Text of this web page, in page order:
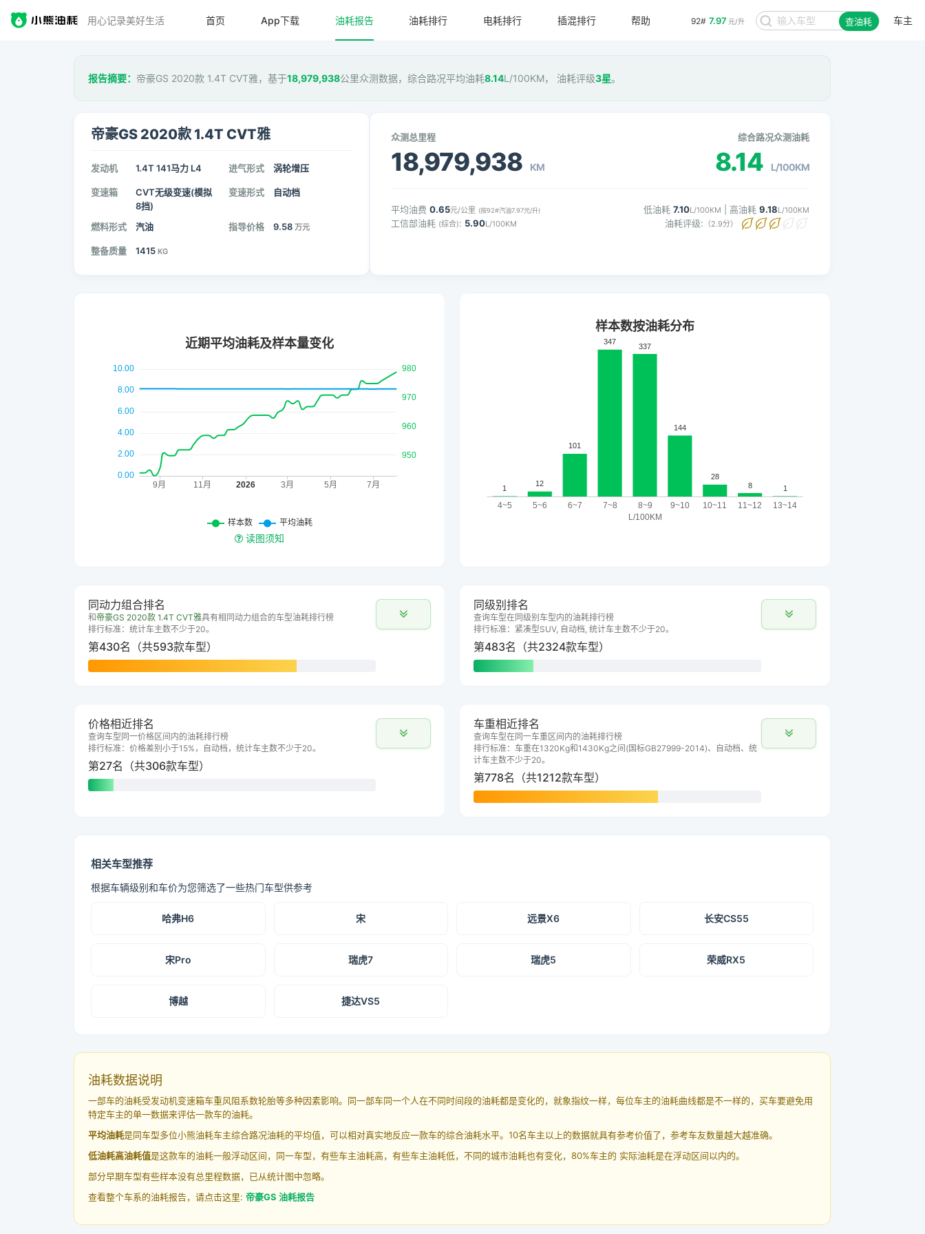
用心记录美好生活 92# 7.97 元/升 查油耗 车主
首页 App下载 油耗报告 油耗排行 电耗排行 插混排行 帮助
报告摘要： 帝豪GS 2020款 1.4T CVT雅，基于18,979,938公里众测数据，综合路况平均油耗8.14L/100KM， 油耗评级3星。
帝豪GS 2020款 1.4T CVT雅
发动机 1.4T 141马力 L4 进气形式 涡轮增压
变速箱
CVT无级变速(模拟
8挡)
变速形式 自动档
燃料形式 汽油 指导价格 9.58 万元
整备质量 1415 KG
众测总里程
18,979,938 KM
综合路况众测油耗
8.14 L/100KM
平均油费 0.65元/公里 (按92#汽油7.97元/升)
工信部油耗 (综合): 5.90L/100KM
低油耗 7.10L/100KM | 高油耗 9.18L/100KM
油耗评级: （2.9分）
读图须知
同动力组合排名
和 帝豪GS 2020款 1.4T CVT雅具有相同动力组合的车型油耗排行榜
排行标准：统计车主数不少于20。
第430名（共593款车型）
同级别排名
查询车型在同级别车型内的油耗排行榜
排行标准：紧凑型SUV, 自动档, 统计车主数不少于20。
第483名（共2324款车型）
价格相近排名
查询车型同一价格区间内的油耗排行榜
排行标准：价格差别小于15%，自动档，统计车主数不少于20。
第27名（共306款车型）
车重相近排名
查询车型在同一车重区间内的油耗排行榜
排行标准：车重在1320Kg和1430Kg之间(国标GB27999-2014)、自动档、统
计车主数不少于20。
第778名（共1212款车型）
相关车型推荐
根据车辆级别和车价为您筛选了一些热门车型供参考
哈弗H6 宋 远景X6 长安CS55
宋Pro 瑞虎7 瑞虎5 荣威RX5
博越 捷达VS5
油耗数据说明
一部车的油耗受发动机变速箱车重风阻系数轮胎等多种因素影响。同一部车同一个人在不同时间段的油耗都是变化的，就象指纹一样，每位车主的油耗曲线都是不一样的，买车要避免用
特定车主的单一数据来评估一款车的油耗。
平均油耗是同车型多位小熊油耗车主综合路况油耗的平均值，可以相对真实地反应一款车的综合油耗水平。10名车主以上的数据就具有参考价值了，参考车友数量越大越准确。
低油耗高油耗值是这款车的油耗一般浮动区间，同一车型，有些车主油耗高，有些车主油耗低，不同的城市油耗也有变化，80%车主的 实际油耗是在浮动区间以内的。
部分早期车型有些样本没有总里程数据，已从统计图中忽略。
查看整个车系的油耗报告，请点击这里: 帝豪GS 油耗报告